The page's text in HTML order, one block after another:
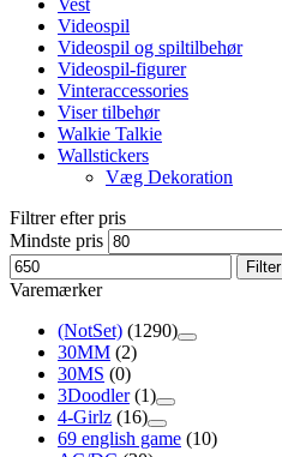
Videospil
Videospil og spiltilbehør
Videospil-figurer
Vinteraccessories
Viser tilbehør
Walkie Talkie
Wallstickers
Væg Dekoration
Filtrer efter pris
Mindste pris
Filter
Varemærker
(NotSet) (1290)
30MM (2)
30MS (0)
3Doodler (1)
4-Girlz (16)
69 english game (10)